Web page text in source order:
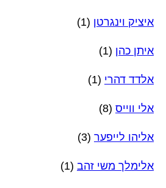
איציק וינגרטן (1)
איתן כהן (1)
אלדד דהרי (1)
אלי ווייס (8)
אליהו לייפער (3)
אלימלך משי זהב (1)